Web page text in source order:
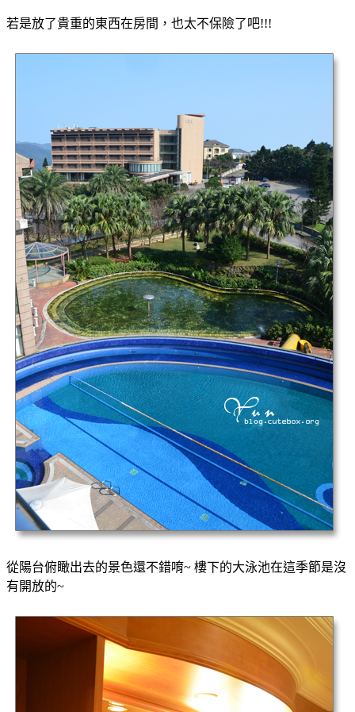
若是放了貴重的東西在房間，也太不保險了吧!!!
從陽台俯瞰出去的景色還不錯唷~ 樓下的大泳池在這季節是沒
有開放的~